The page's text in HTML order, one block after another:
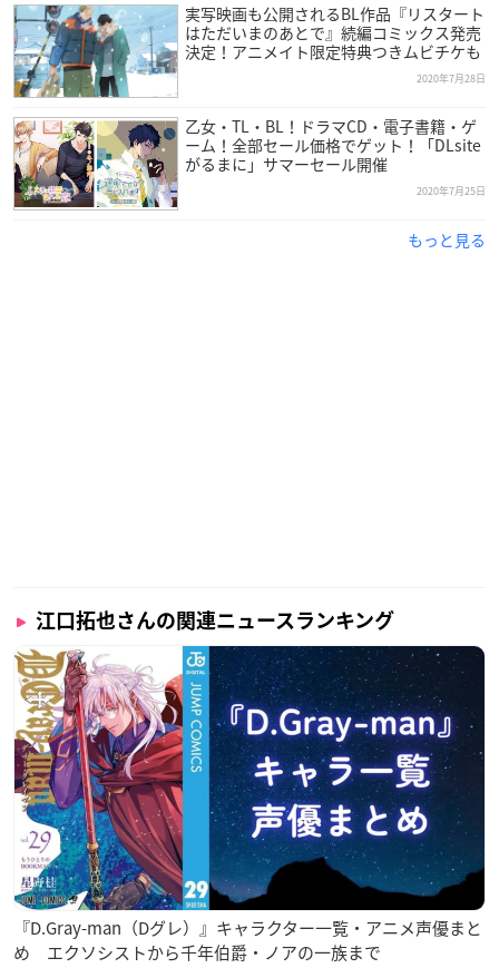
実写映画も公開されるBL作品『リスタート
はただいまのあとで』続編コミックス発売
決定！アニメイト限定特典つきムビチケも
2020年7月28日
乙女・TL・BL！ドラマCD・電子書籍・ゲ
ーム！全部セール価格でゲット！「DLsite
がるまに」サマーセール開催
2020年7月25日
もっと見る
江口拓也さんの関連ニュースランキング
『D.Gray-man（Dグレ）』キャラクター一覧・アニメ声優まと
め エクソシストから千年伯爵・ノアの一族まで